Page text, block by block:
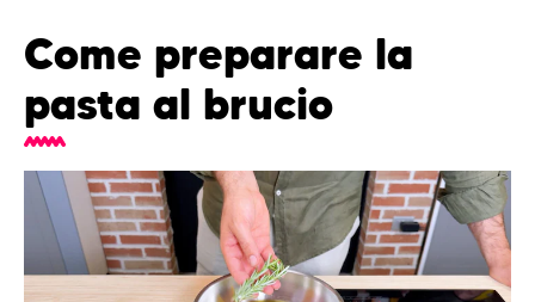
Come preparare la
pasta al brucio